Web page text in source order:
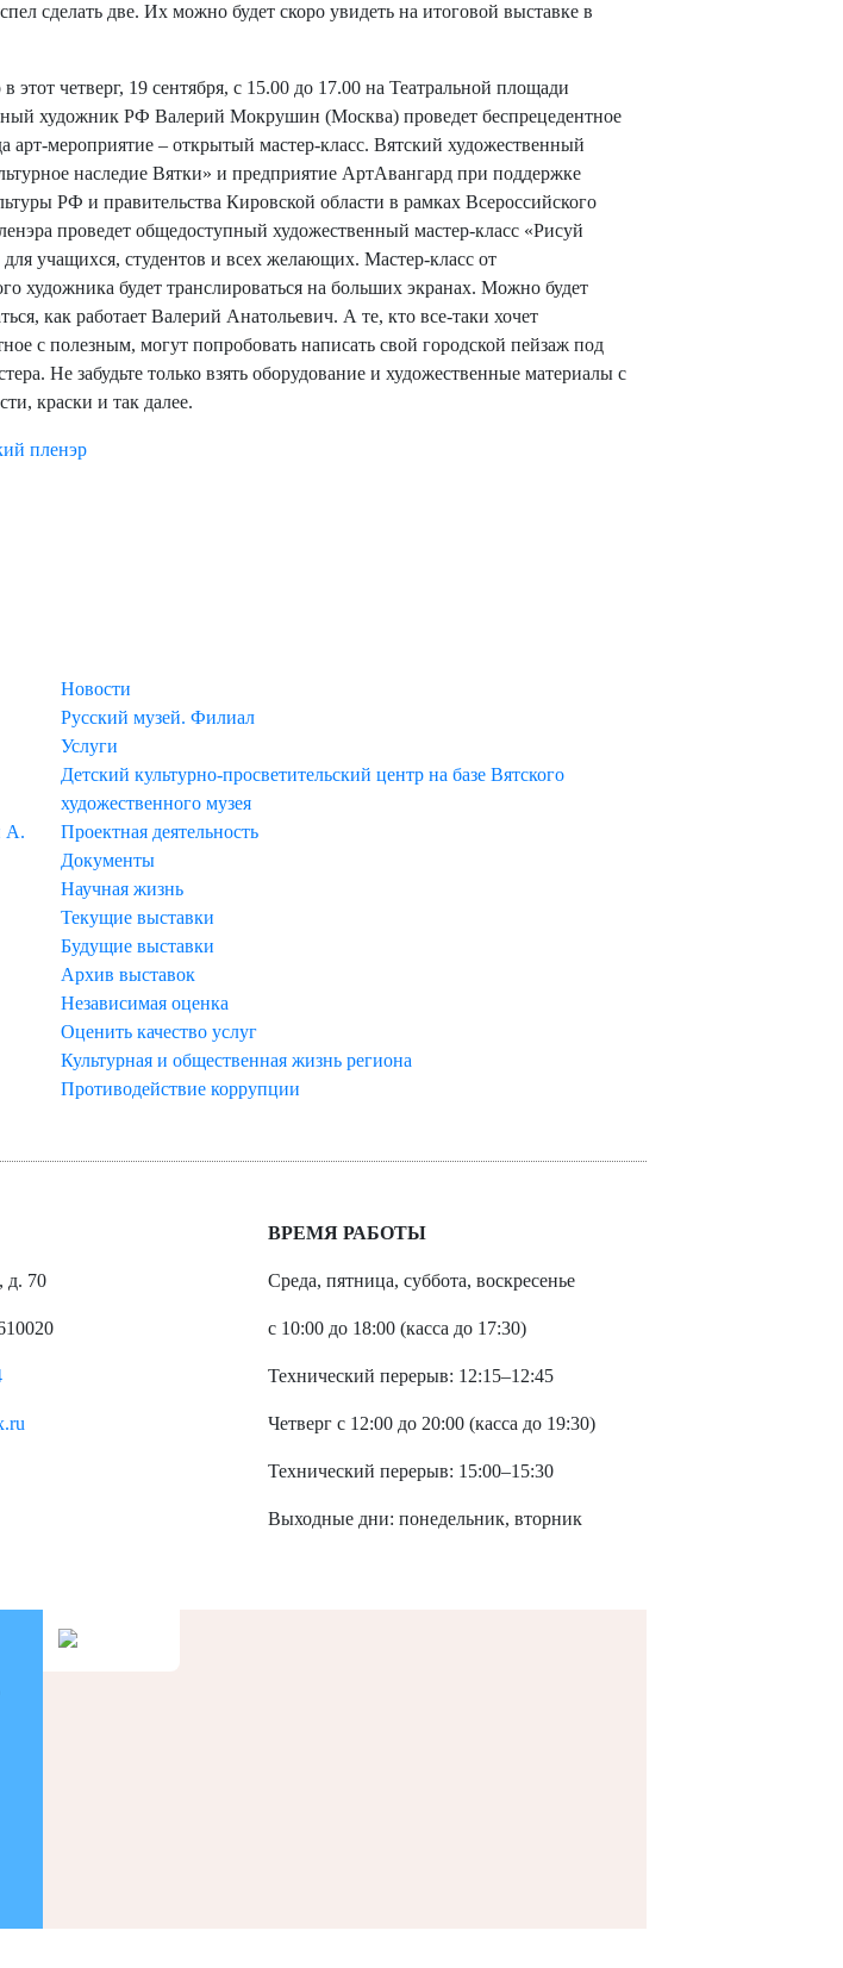
сделать две. Их можно будет скоро увидеть на итоговой выставке в
этот четверг, 19 сентября, с 15.00 до 17.00 на Театральной площади
художник РФ Валерий Мокрушин (Москва) проведет беспрецедентное
арт-мероприятие – открытый мастер-класс. Вятский художественный
наследие Вятки» и предприятие АртАвангард при поддержке
РФ и правительства Кировской области в рамках Всероссийского
проведет общедоступный художественный мастер-класс «Рисуй
учащихся, студентов и всех желающих. Мастер-класс от
художника будет транслироваться на больших экранах. Можно будет
как работает Валерий Анатольевич. А те, кто все-таки хочет
с полезным, могут попробовать написать свой городской пейзаж под
Не забудьте только взять оборудование и художественные материалы с
краски и так далее.
пленэр
А.
Новости
Русский музей. Филиал
Услуги
Детский культурно-просветительский центр на базе Вятского
художественного музея
Проектная деятельность
Документы
Научная жизнь
Текущие выставки
Будущие выставки
Архив выставок
Независимая оценка
Оценить качество услуг
Культурная и общественная жизнь региона
Противодействие коррупции
д. 70
ВРЕМЯ РАБОТЫ
Среда, пятница, суббота, воскресенье
с 10:00 до 18:00 (касса до 17:30)
Технический перерыв: 12:15–12:45
Четверг с 12:00 до 20:00 (касса до 19:30)
Технический перерыв: 15:00–15:30
Выходные дни: понедельник, вторник